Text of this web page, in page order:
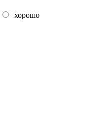
хорошо